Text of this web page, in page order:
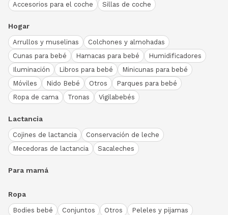
Accesorios para el coche Sillas de coche
Hogar
Arrullos y muselinas
Colchones y almohadas
Cunas para bebé
Hamacas para bebé
Humidificadores
Iluminación
Libros para bebé
Minicunas para bebé
Móviles
Nido Bebé Otros
Parques para bebé
Ropa de cama
Tronas Vigilabebés
Lactancia
Cojines de lactancia
Conservación de leche
Mecedoras de lactancia
Sacaleches
Para mamá
Ropa
Bodies bebé Conjuntos Otros
Peleles y pijamas